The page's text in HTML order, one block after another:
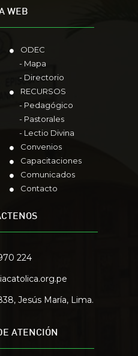
WEB
ODEC
- Mapa
- Directorio
RECURSOS
- Pedagógico
- Pastorales
- Lectio Divina
Convenios
Capacitaciones
Comunicados
Contacto
224
Jesús María, Lima.
ATENCIÓN